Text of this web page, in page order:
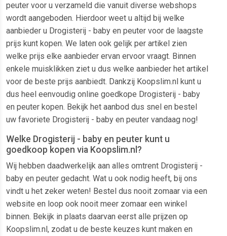
peuter voor u verzameld die vanuit diverse webshops
wordt aangeboden. Hierdoor weet u altijd bij welke
aanbieder u Drogisterij - baby en peuter voor de laagste
prijs kunt kopen. We laten ook gelijk per artikel zien
welke prijs elke aanbieder ervan ervoor vraagt. Binnen
enkele muisklikken ziet u dus welke aanbieder het artikel
voor de beste prijs aanbiedt. Dankzij Koopslim.nl kunt u
dus heel eenvoudig online goedkope Drogisterij - baby
en peuter kopen. Bekijk het aanbod dus snel en bestel
uw favoriete Drogisterij - baby en peuter vandaag nog!
Welke Drogisterij - baby en peuter kunt u
goedkoop kopen via Koopslim.nl?
Wij hebben daadwerkelijk aan alles omtrent Drogisterij -
baby en peuter gedacht. Wat u ook nodig heeft, bij ons
vindt u het zeker weten! Bestel dus nooit zomaar via een
website en loop ook nooit meer zomaar een winkel
binnen. Bekijk in plaats daarvan eerst alle prijzen op
Koopslim.nl, zodat u de beste keuzes kunt maken en